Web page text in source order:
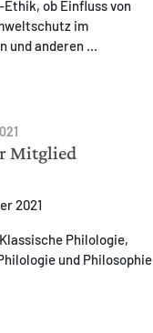
ob Einfluss von
im
und anderen ...
Mitglied
2021
Philologie,
und Philosophie